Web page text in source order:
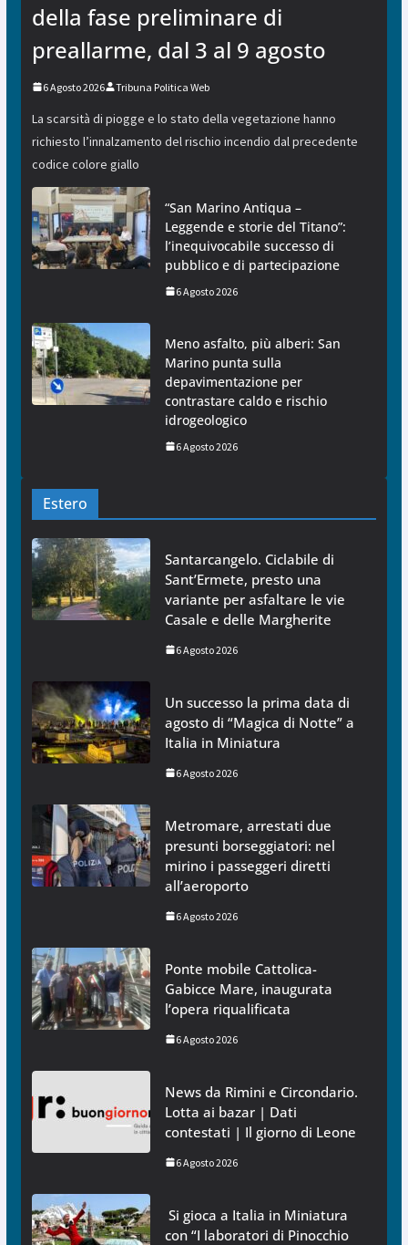
della fase preliminare di
preallarme, dal 3 al 9 agosto
6 Agosto 2026 Tribuna Politica Web
La scarsità di piogge e lo stato della vegetazione hanno
richiesto l’innalzamento del rischio incendio dal precedente
codice colore giallo
“San Marino Antiqua –
Leggende e storie del Titano”:
l’inequivocabile successo di
pubblico e di partecipazione
6 Agosto 2026
Meno asfalto, più alberi: San
Marino punta sulla
depavimentazione per
contrastare caldo e rischio
idrogeologico
6 Agosto 2026
Estero
Santarcangelo. Ciclabile di
Sant’Ermete, presto una
variante per asfaltare le vie
Casale e delle Margherite
6 Agosto 2026
Un successo la prima data di
agosto di “Magica di Notte” a
Italia in Miniatura
6 Agosto 2026
Metromare, arrestati due
presunti borseggiatori: nel
mirino i passeggeri diretti
all’aeroporto
6 Agosto 2026
Ponte mobile Cattolica-
Gabicce Mare, inaugurata
l’opera riqualificata
6 Agosto 2026
News da Rimini e Circondario.
Lotta ai bazar | Dati
contestati | Il giorno di Leone
6 Agosto 2026
Si gioca a Italia in Miniatura
con “I laboratori di Pinocchio